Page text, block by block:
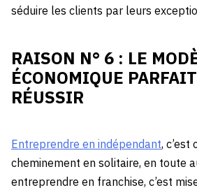
séduire les clients par leurs
RAISON N° 6 : LE
ÉCONOMIQUE
RÉUSSIR
Entreprendre en indépendant, c’est
cheminement en solitaire, en toute
entreprendre en franchise, c’est